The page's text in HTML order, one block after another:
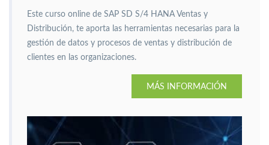
Este curso online de SAP SD S/4 HANA Ventas y
Distribución, te aporta las herramientas necesarias para la
gestión de datos y procesos de ventas y distribución de
clientes en las organizaciones.
MÁS INFORMACIÓN